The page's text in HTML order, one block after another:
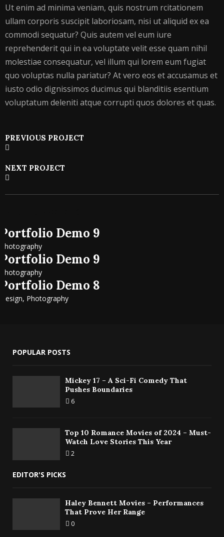
Ut enim ad minima veniam, quis nostrum rcitationem
ullam corporis suscipit laboriosam, nisi ut aliquid ex ea
commodi sequatur? Quis autem vel eum iure
reprehenderit qui in ea voluptate velit esse quam nihil
molestiae consequatur, vel illum qui lorem eum fugiat
quo voluptas nulla pariatur? At vero eos et accusamus et
iusto odio dignissimos ducimus qui blanditiis esentium
voluptatum deleniti atque corrupti quos dolores et quas.
PREVIOUS PROJECT
NEXT PROJECT
Portfolio Demo 9
Photography
Portfolio Demo 9
Photography
Portfolio Demo 8
Design, Photography
POPULAR POSTS
Mickey 17 – A Sci-Fi Comedy That
Pushes Boundaries
6
Top 10 Romance Movies of 2024 – Must-
Watch Love Stories This Year
2
EDITOR'S PICKS
Haley Bennett Movies – Performances
That Prove Her Range
0